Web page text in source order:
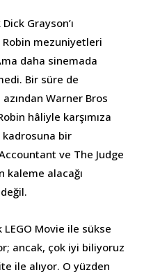
Grayson’ı
mezuniyetleri
daha sinemada
Bir süre de
Warner Bros
hâliyle karşımıza
kadrosuna bir
ve The Judge
kaleme alacağı
Movie ile sükse
ancak, çok iyi biliyoruz
ile alıyor. O yüzden